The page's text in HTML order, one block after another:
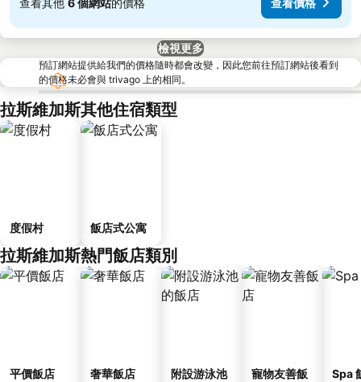
檢視更多
預訂網站提供給我們的價格隨時都會改變，因此您前往預訂網站後看到
的價格未必會與 trivago 上的相同。
拉斯維加斯其他住宿類型
度假村 飯店式公寓
拉斯維加斯熱門飯店類別
平價飯店 奢華飯店 附設游泳池 寵物友善飯 Spa